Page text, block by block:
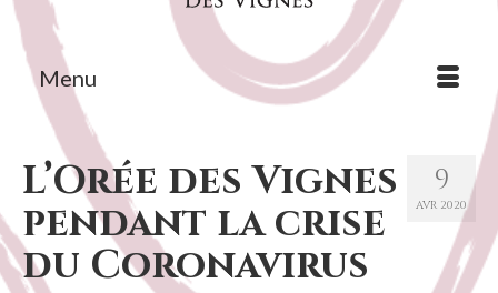
Menu
9
AVR 2020
L’Orée des Vignes
pendant la crise
du Coronavirus